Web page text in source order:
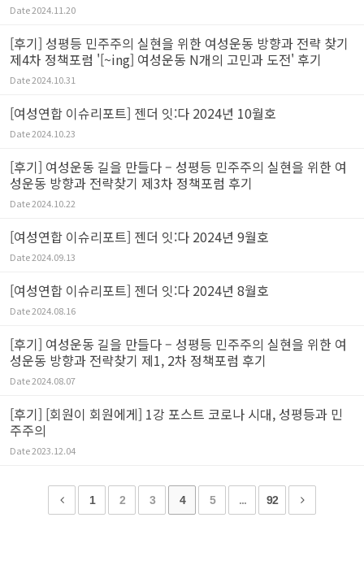
Date2024.11.20
[후기] 성평등 민주주의 실현을 위한 여성운동 방향과 전략 찾기
제4차 정책포럼 '[~ing] 여성운동 N개의 고민과 도전' 후기
Date2024.10.31
[여성연합 이슈리포트] 젠더 잇:다 2024년 10월호
Date2024.10.23
[후기] 여성운동 길을 만들다 – 성평등 민주주의 실현을 위한 여
성운동 방향과 전략찾기 제3차 정책포럼 후기
Date2024.10.22
[여성연합 이슈리포트] 젠더 잇:다 2024년 9월호
Date2024.09.13
[여성연합 이슈리포트] 젠더 잇:다 2024년 8월호
Date2024.08.16
[후기] 여성운동 길을 만들다 – 성평등 민주주의 실현을 위한 여
성운동 방향과 전략찾기 제1, 2차 정책포럼 후기
Date2024.08.07
[후기] [회원이 회원에게] 1강 포스트 코로나 시대, 성평등과 민
주주의
Date2023.12.04
1 2 3 4 5 ... 92